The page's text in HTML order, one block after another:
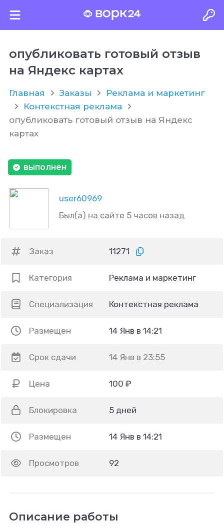
опубликовать готовый отзыв
на Яндекс картах
Главная Заказы
Реклама и маркетинг
Контекстная реклама
опубликовать готовый отзыв на Яндекс
картах
user60969
Был(а) на сайте 5 часов назад
выполнен
Заказ 11271
Категория Реклама и маркетинг
Специализация Контекстная реклама
Размещен 14 Янв в 14:21
Срок сдачи 14 Янв в 23:55
Цена 100 ₽
Блокировка 5 дней
Размещен 14 Янв в 14:21
Просмотров 92
Описание работы